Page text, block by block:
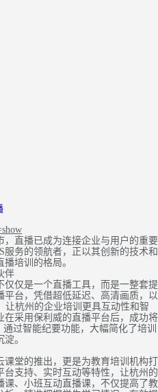
直播已成为连接企业与用户的重要
服务的领航者，正以其创新的技术和
培训的格局。
伴
仅是一个直播工具，而是一整套提
台，凭借超低延迟、高清画质，以
杭州的企业培训更具互动性和智
采用保利威的直播平台后，成功将
过智能纪要功能，大幅简化了培训
。
堂的推出，更是为教育培训机构打
支持、实时互动等特性，让杭州的
、小班互动直播课，不仅提高了教